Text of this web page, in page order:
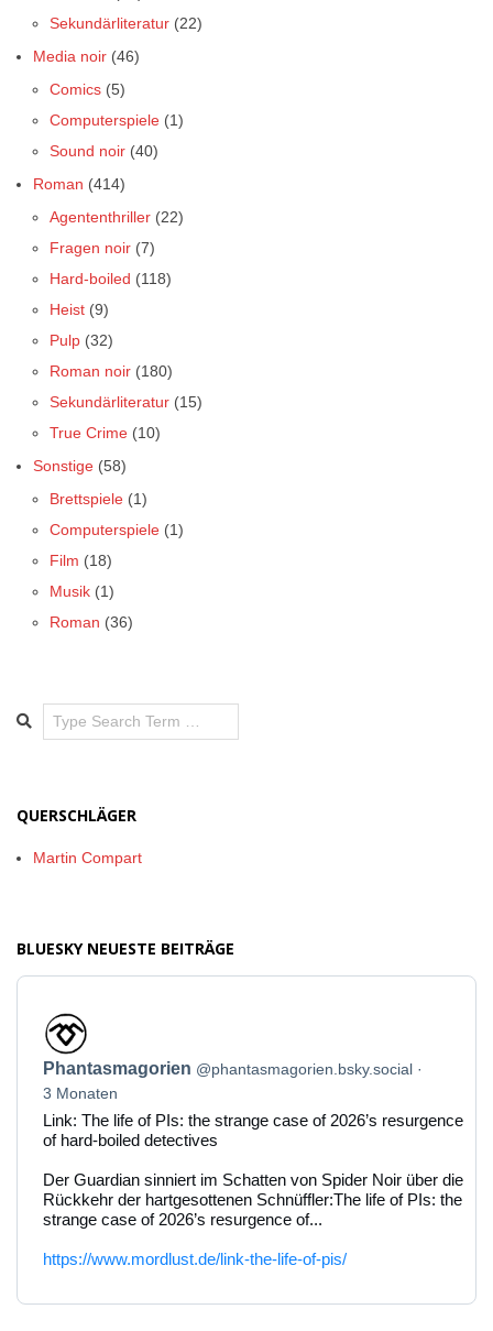
Sekundärliteratur (22)
Media noir (46)
Comics (5)
Computerspiele (1)
Sound noir (40)
Roman (414)
Agententhriller (22)
Fragen noir (7)
Hard-boiled (118)
Heist (9)
Pulp (32)
Roman noir (180)
Sekundärliteratur (15)
True Crime (10)
Sonstige (58)
Brettspiele (1)
Computerspiele (1)
Film (18)
Musik (1)
Roman (36)
Search
QUERSCHLÄGER
Martin Compart
BLUESKY NEUESTE BEITRÄGE
Beitrag
von
Phantasmagorien
auf
Bluesky
ansehen
Phantasmagorien @phantasmagorien.bsky.social
3 Monaten
Link: The life of PIs: the strange case of 2026’s resurgence
of hard-boiled detectives
Der Guardian sinniert im Schatten von Spider Noir über die
Rückkehr der hartgesottenen Schnüffler:The life of PIs: the
strange case of 2026’s resurgence of...
https://www.mordlust.de/link-the-life-of-pis/